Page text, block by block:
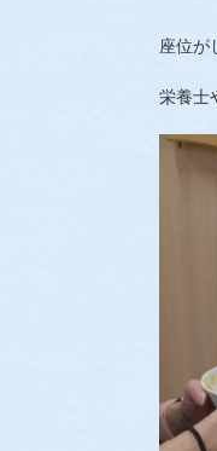
座位が
栄養士